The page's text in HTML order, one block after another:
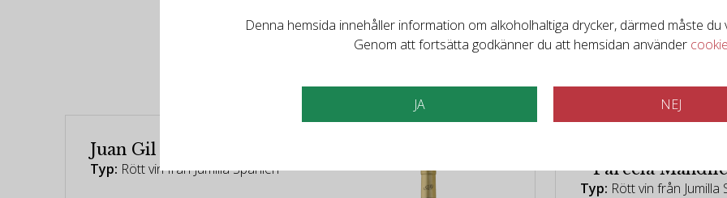
Relaterade
Juan Gil 4 meses 2017
Typ: Rött vin från Jumilla Spanien
- Parcela
Typ: Rött vin från Jumilla
Denna hemsida innehåller information om alkoholhaltiga drycker, därmed måste du
Genom att fortsätta godkänner du att hemsidan använder
JA NEJ